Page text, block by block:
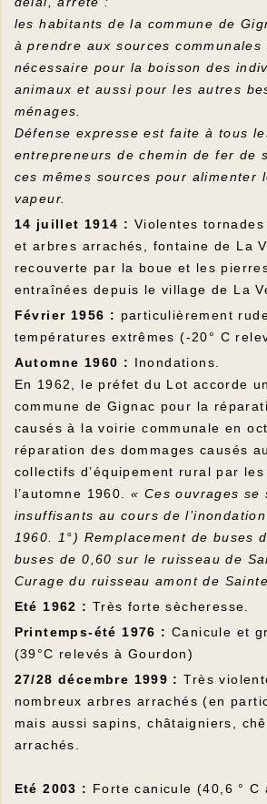
les habitants de la commune de
à prendre aux sources communales
nécessaire pour la boisson des
animaux et aussi pour les autres
ménages.
Défense expresse est faite à tous
entrepreneurs de chemin de fer de
ces mêmes sources pour alimenter
vapeur.
14 juillet 1914 : Violentes
et arbres arrachés, fontaine de La
recouverte par la boue et les
entraînées depuis le village de La
Février 1956 : particulièrement
températures extrêmes (-20° C
Automne 1960 : Inondations.
En 1962, le préfet du Lot accorde
commune de Gignac pour la
causés à la voirie communale en
réparation des dommages causés
collectifs d’équipement rural par
l’automne 1960. « Ces ouvrages se
insuffisants au cours de l’inondation
1960. 1°) Remplacement de buses
buses de 0,60 sur le ruisseau de
Curage du ruisseau amont de
Eté 1962 : Très forte sècheresse.
Printemps-été 1976 : Canicule et
(39°C relevés à Gourdon)
27/28 décembre 1999 :Très
nombreux arbres arrachés (en
mais aussi sapins, châtaigniers,
arrachés.
Eté 2003 : Forte canicule (40,6 ° C